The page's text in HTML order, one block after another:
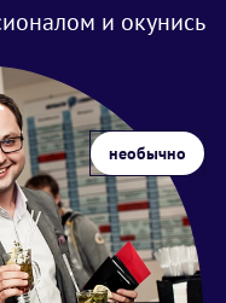
необычно
и окунись